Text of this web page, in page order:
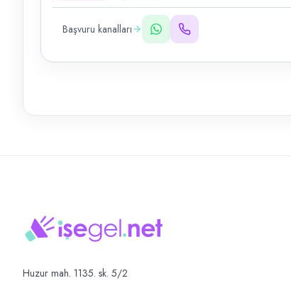
Başvuru kanalları
Huzur mah. 1135. sk. 5/2